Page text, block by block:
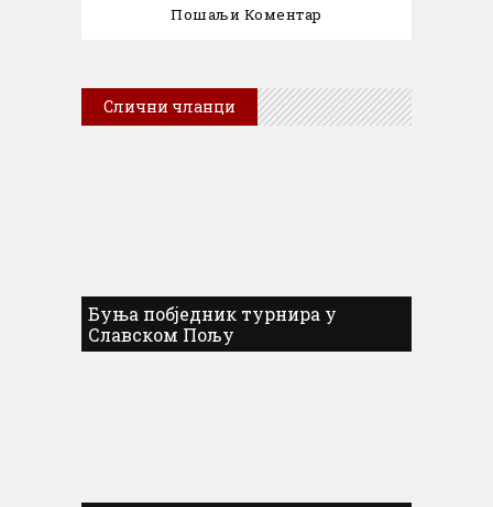
Слични чланци
Буња побједник турнира у
Славском Пољу